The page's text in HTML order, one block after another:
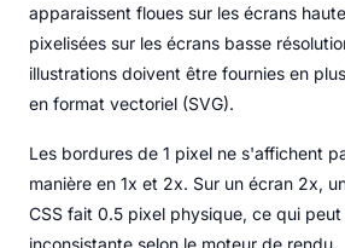
apparaissent floues sur les écrans
pixelisées sur les écrans basse
illustrations doivent être fournies en
en format vectoriel (SVG).
Les bordures de 1 pixel ne s'affichent
manière en 1x et 2x. Sur un écran 2x,
CSS fait 0.5 pixel physique, ce qui
inconsistante selon le moteur de rendu.